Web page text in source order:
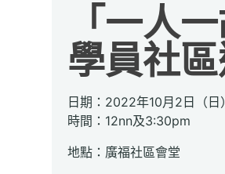
「一人
學員社
日期：2022年10月2日（日）
時間：12nn及3:30pm
地點：廣福社區會堂